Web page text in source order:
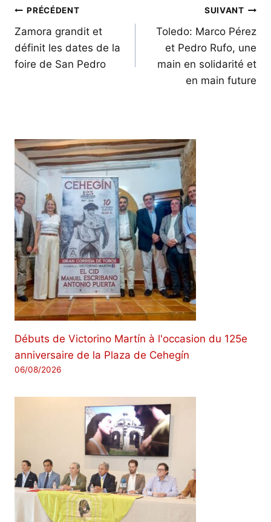
Navigation
de
l’article
PRÉCÉDENT
Zamora grandit et
définit les dates de la
foire de San Pedro
SUIVANT
Toledo: Marco Pérez
et Pedro Rufo, une
main en solidarité et
en main future
Débuts de Victorino Martín à l'occasion du 125e
anniversaire de la Plaza de Cehegín
06/08/2026